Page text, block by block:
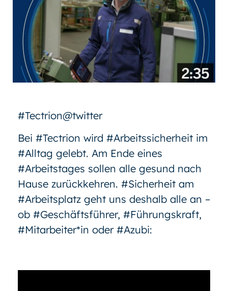
#Tectrion@twitter
Bei #Tectrion wird #Arbeitssicherheit im
#Alltag gelebt. Am Ende eines
#Arbeitstages sollen alle gesund nach
Hause zurückkehren. #Sicherheit am
#Arbeitsplatz geht uns deshalb alle an –
ob #Geschäftsführer, #Führungskraft,
#Mitarbeiter*in oder #Azubi: